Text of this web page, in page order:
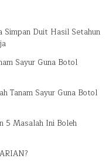
Simpan Duit Hasil Setahun
Sayur Guna Botol
Tanam Sayur Guna Botol
5 Masalah Ini Boleh